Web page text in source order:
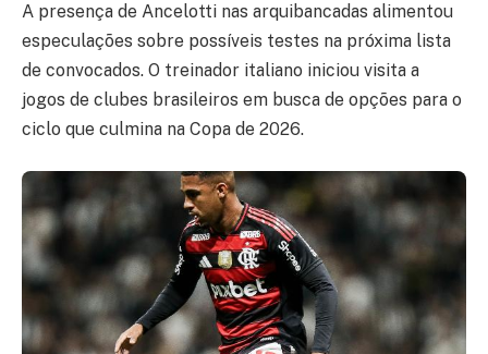
A presença de Ancelotti nas arquibancadas alimentou
especulações sobre possíveis testes na próxima lista
de convocados. O treinador italiano iniciou visita a
jogos de clubes brasileiros em busca de opções para o
ciclo que culmina na Copa de 2026.